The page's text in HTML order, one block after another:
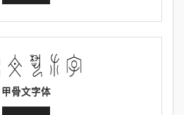
甲骨文字体